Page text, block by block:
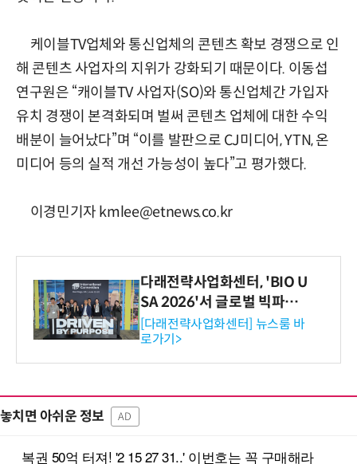
케이블TV업체와 통신업체의 콘텐츠 확보 경쟁으로 인
해 콘텐츠 사업자의 지위가 강화되기 때문이다. 이동섭
연구원은 “캐이블TV 사업자(SO)와 통신업체간 가입자
유치 경쟁이 본격화되며 벌써 콘텐츠 업체에 대한 수익
배분이 늘어났다”며 “이를 발판으로 CJ미디어, YTN, 온
미디어 등의 실적 개선 가능성이 높다”고 평가했다.
이경민기자 kmlee@etnews.co.kr
다래전략사업화센터, 'BIO U
SA 2026'서 글로벌 빅파마
와의 비즈니스 미팅 지원…K
-바이오 해외 진출 교두보 확
보
[다래전략사업화센터] 뉴스룸 바
로가기>
놓치면 아쉬운 정보 AD